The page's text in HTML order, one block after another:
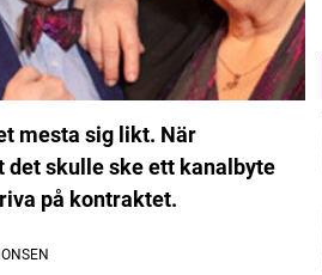
mesta sig likt. När
det skulle ske ett kanalbyte
på kontraktet.